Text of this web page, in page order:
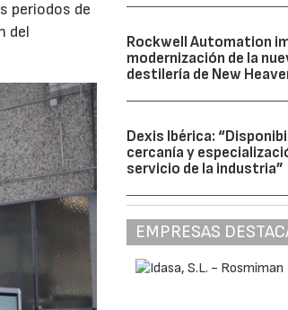
periodos de
del
Rockwell Automation
modernización de la
destilería de New
Dexis Ibérica:
cercanía y
servicio de la industria”
EMPRESAS